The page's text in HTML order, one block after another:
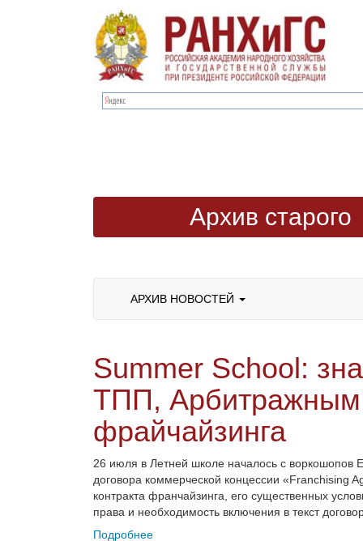
Архив старого
АРХИВ НОВОСТЕЙ
Summer School:
ТПП, Арбитражным
фрайчайзинга
26 июля в Летней школе началось с
договора коммерческой концессии «Franchising
контракта франчайзинга, его существенных
права и необходимость включения в текст
Подробнее